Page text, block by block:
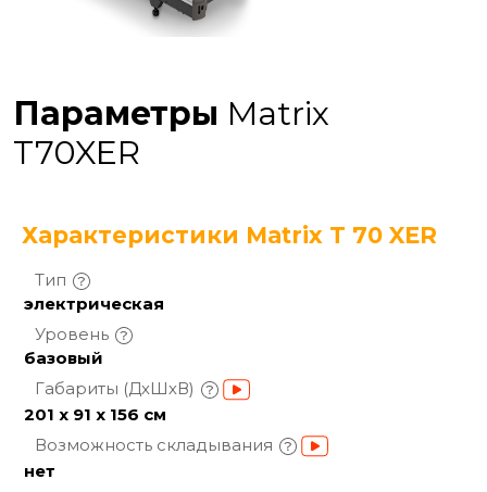
Параметры Matrix
T70XER
Характеристики Matrix T 70 XER
Тип
электрическая
Уровень
базовый
Габариты (ДхШхВ)
201 х 91 х 156 см
Возможность складывания
нет